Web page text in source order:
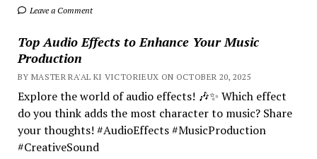
Leave a Comment
Top Audio Effects to Enhance Your Music
Production
BY MASTER RA'AL KI VICTORIEUX ON OCTOBER 20, 2025
Explore the world of audio effects! 🎶✨ Which effect
do you think adds the most character to music? Share
your thoughts! #AudioEffects #MusicProduction
#CreativeSound